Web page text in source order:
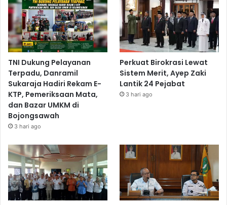
TNI Dukung Pelayanan
Terpadu, Danramil
Sukaraja Hadiri Rekam E-
KTP, Pemeriksaan Mata,
dan Bazar UMKM di
Bojongsawah
3 hari ago
Perkuat Birokrasi Lewat
Sistem Merit, Ayep Zaki
Lantik 24 Pejabat
3 hari ago